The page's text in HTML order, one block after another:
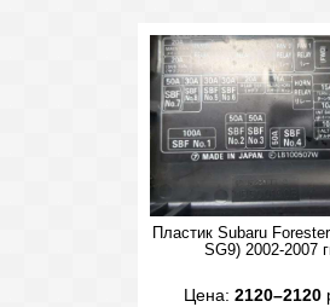
Пластик Subaru
SG9) 2002-2007
Цена: 2120–2120